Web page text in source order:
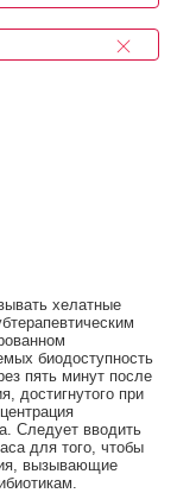
хелатные
биодоступность
пять минут после
достигнутого при
Следует вводить
для того, чтобы
вызывающие